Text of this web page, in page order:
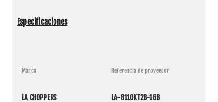
Especificaciones
Marca
LA CHOPPERS
Referencia de proveedor
LA-8110KT2B-16B